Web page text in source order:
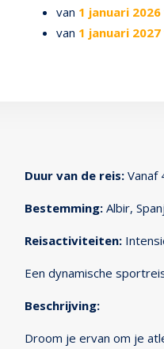
van 1 januari 2026
van 1 januari 2027
Duur van de reis: Vanaf
Bestemming: Albir,
Reisactiviteiten:
Een dynamische
Beschrijving:
Droom je ervan om je